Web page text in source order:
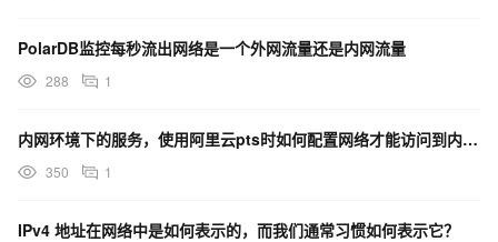
PolarDB监控每秒流出网络是一个外网流量还是内网流量
288 1
内网环境下的服务，使用阿里云pts时如何配置网络才能访问到内网的服务
350 1
IPv4 地址在网络中是如何表示的，而我们通常习惯如何表示它？